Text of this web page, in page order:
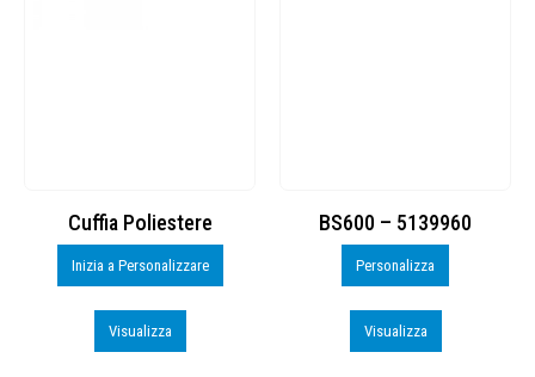
Cuffia Poliestere
Inizia a Personalizzare
Visualizza
BS600 – 5139960
Personalizza
Visualizza